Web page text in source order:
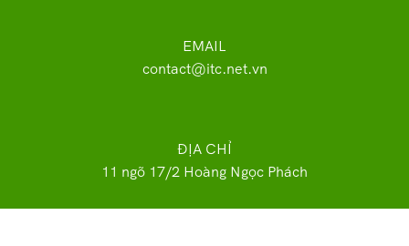
EMAIL
contact@itc.net.vn
ĐỊA CHỈ
11 ngõ 17/2 Hoàng Ngọc Phách